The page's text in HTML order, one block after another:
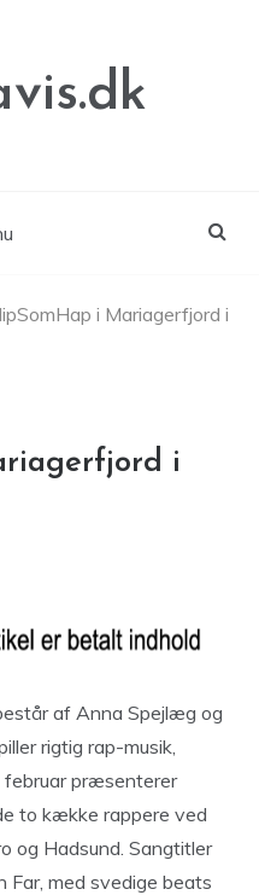
i Mariagerfjord i
i
af Anna Spejlæg og
rigtig rap-musik,
februar præsenterer
to kække rappere ved
og Hadsund. Sangtitler
Far, med svedige beats